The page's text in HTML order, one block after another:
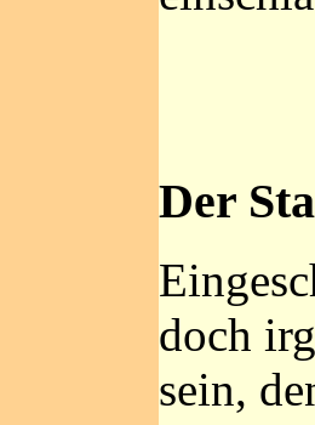
Der
doch
sein,